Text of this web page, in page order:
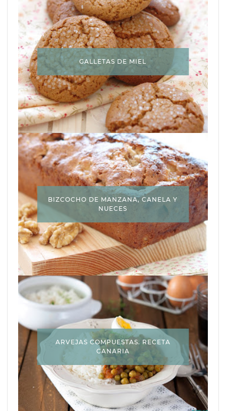
GALLETAS DE MIEL
BIZCOCHO DE MANZANA, CANELA Y
NUECES
ARVEJAS COMPUESTAS. RECETA
CANARIA